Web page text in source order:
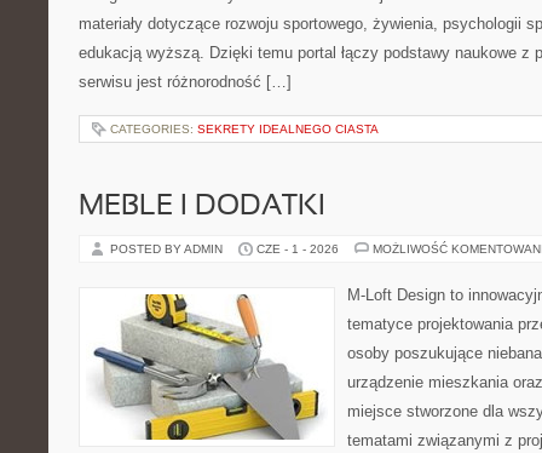
materiały dotyczące rozwoju sportowego, żywienia, psychologii
edukacją wyższą. Dzięki temu portal łączy podstawy naukowe z
serwisu jest różnorodność […]
CATEGORIES: SEKRETY IDEALNEGO CIASTA
MEBLE I DODATKI
POSTED BY ADMIN CZE - 1 - 2026 MOŻLIWOŚĆ
M-Loft Design to
tematyce projektowania
osoby poszukujące
urządzenie mieszkania
miejsce stworzone dla
tematami związanymi z